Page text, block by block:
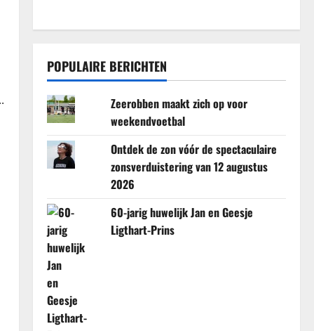
POPULAIRE BERICHTEN
Zeerobben maakt zich op voor
weekendvoetbal
Ontdek de zon vóór de spectaculaire
zonsverduistering van 12 augustus
2026
60-jarig huwelijk Jan en Geesje
Ligthart-Prins